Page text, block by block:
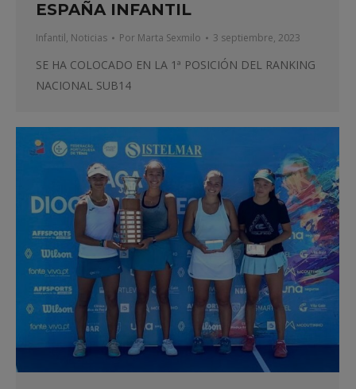
ESPAÑA INFANTIL
Infantil, Noticias Por Marta Sexmilo 3 septiembre, 2023
SE HA COLOCADO EN LA 1ª POSICIÓN DEL RANKING
NACIONAL SUB14